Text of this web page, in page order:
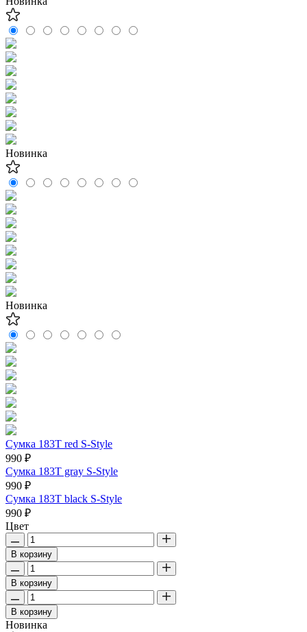
Новинка
Новинка
Сумка 183T red S-Style
990 ₽
Сумка 183T gray S-Style
990 ₽
Сумка 183T black S-Style
990 ₽
Цвет
В корзину
В корзину
В корзину
Новинка